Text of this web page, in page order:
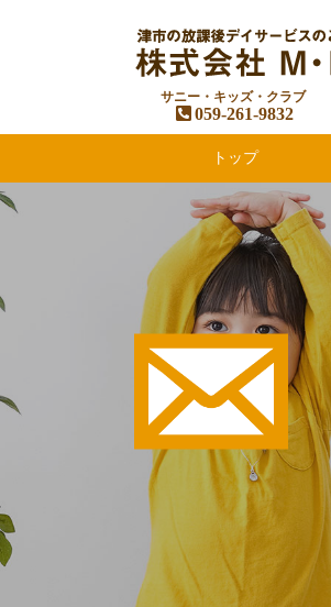
サニー・キッズ・クラブ
059-261-9832
トップ